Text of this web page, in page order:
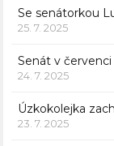
Se senátorkou
25. 7. 2025
Senát v
24. 7. 2025
Úzkokolejka
23. 7. 2025